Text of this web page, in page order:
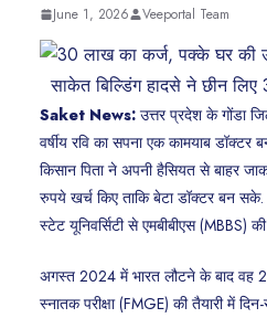
June 1, 2026 Veeportal Team
Saket News: उत्तर प्रदेश के गोंडा
वर्षीय रवि का सपना एक कामयाब
किसान पिता ने अपनी हैसियत से बाहर
रुपये खर्च किए ताकि बेटा डॉक्टर बन सके.
स्टेट यूनिवर्सिटी से एमबीबीएस (MBBS)
अगस्त 2024 में भारत लौटने के बाद वह
स्नातक परीक्षा (FMGE) की तैयारी में